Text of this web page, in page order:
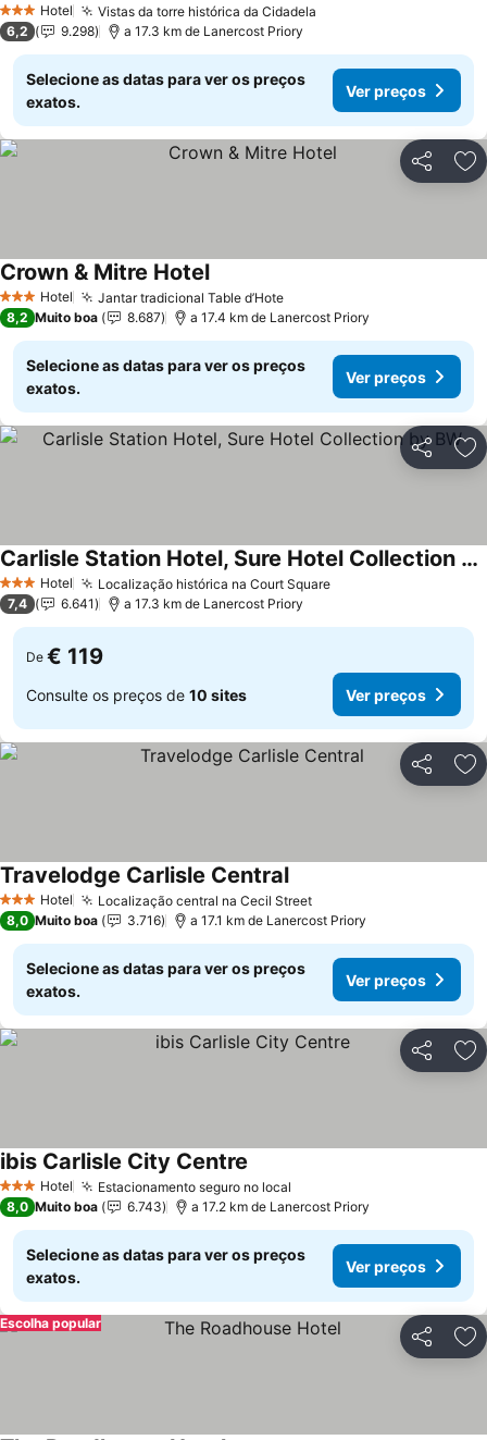
3 EstrelasHotel Vistas da torre histórica da Cidadela
6,2 9.298 a 17.3 km de Lanercost Priory
Selecione as datas para ver os preços
exatos.
Ver preços
Partilhar
3 EstrelasHotel Jantar tradicional Table d’Hote
Crown & Mitre Hotel
8,2 Muito boa 8.687 a 17.4 km de Lanercost Priory
Selecione as datas para ver os preços
exatos.
Ver preços
Partilhar
3 EstrelasHotel Localização histórica na Court Square
Carlisle Station Hotel, Sure Hotel Collection by BW
7,4 6.641 a 17.3 km de Lanercost Priory
De € 119
Consulte os preços de 10 sites Ver preços
Partilhar
3 EstrelasHotel Localização central na Cecil Street
Travelodge Carlisle Central
8,0 Muito boa 3.716 a 17.1 km de Lanercost Priory
Selecione as datas para ver os preços
exatos.
Ver preços
Partilhar
3 EstrelasHotel Estacionamento seguro no local
ibis Carlisle City Centre
8,0 Muito boa 6.743 a 17.2 km de Lanercost Priory
Selecione as datas para ver os preços
exatos.
Ver preços
Partilhar
Escolha popular